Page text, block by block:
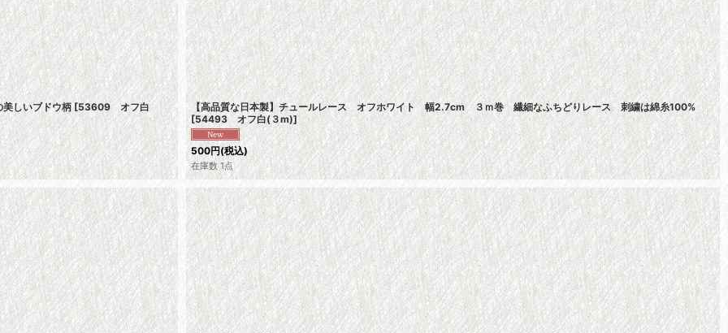
しいブドウ柄 [53609 オフ白
【高品質な日本製】チュールレース オフホワイト 幅2.7cm ３ｍ巻 繊細なふちどりレース 刺繍は綿糸100%
[54493 オフ白(３m)]
500円(税込)
在庫数 1点